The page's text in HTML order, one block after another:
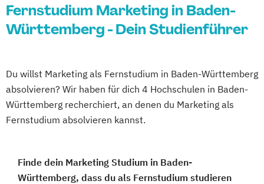
Fernstudium Marketing in Baden-
Württemberg - Dein Studienführer
Du willst Marketing als Fernstudium in Baden-Württemberg
absolvieren? Wir haben für dich 4 Hochschulen in Baden-
Württemberg recherchiert, an denen du Marketing als
Fernstudium absolvieren kannst.
Finde dein Marketing Studium in Baden-
Württemberg, dass du als Fernstudium studieren